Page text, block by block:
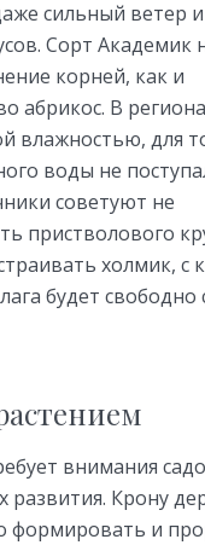
сильный ветер
Сорт Академик
корней, как и
абрикос. В
влажностью, для
воды не
советуют не
пристволового
холмик, с
будет свободно
внимания
развития. Крону
формировать и